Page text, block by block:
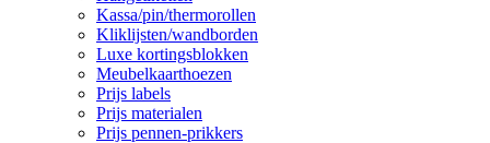
Kassa/pin/thermorollen
Kliklijsten/wandborden
Luxe kortingsblokken
Meubelkaarthoezen
Prijs labels
Prijs materialen
Prijs pennen-prikkers